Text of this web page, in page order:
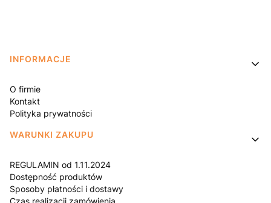
Linki w stopce
INFORMACJE
O firmie
Kontakt
Polityka prywatności
WARUNKI ZAKUPU
REGULAMIN od 1.11.2024
Dostępność produktów
Sposoby płatności i dostawy